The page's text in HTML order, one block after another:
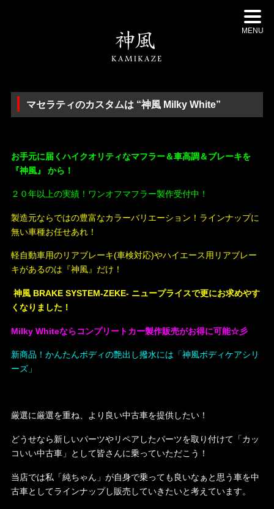
MENU
マセラティのカスタムは “神風 Milky White”
お手元に届くハイクオリティなマフラー＆車高調＆ブレーキを
『神風』 から！
２０年以上の実績！ワンオフマフラー製作受付中！
製造元ならではの豊富なカラーバリエーション！ラインナップに
無い車種お任せあれ！
軽自動車用のリアブレーキ(車検対応)やハイエース用リアブレー
キがあるのは『神風』だけ！
神風 BRAKE SYSTEM-ZEKE- ニュープライスで更にお求めやす
くなりました！
Milky Whiteならコンプリートカー製作販売がお得に可能☆彡
新商品！かんたんボディの艶出し撥水には「神風ボディケアシリ
ーズ」
厳選に厳選を重ね、より良い中古車を提供したい！
どうせなら新しいパーツやリペアしたパーツを取り付けて「カッ
コいい中古車」として皆さんに乗っていただこう！
当店では私「純ちゃん」が自身で乗っても良いなぁと思う車を中
古車としてラインナップし販売していきたいと考えています。